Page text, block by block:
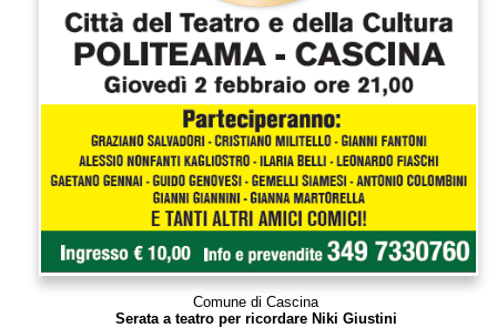
Comune di Cascina
Serata a teatro per ricordare Niki Giustini